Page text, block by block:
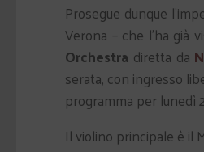
Prosegue dunque
Verona – che l’ha già
Orchestra diretta da
serata, con ingresso
programma per lunedì 2
Il violino principale è il